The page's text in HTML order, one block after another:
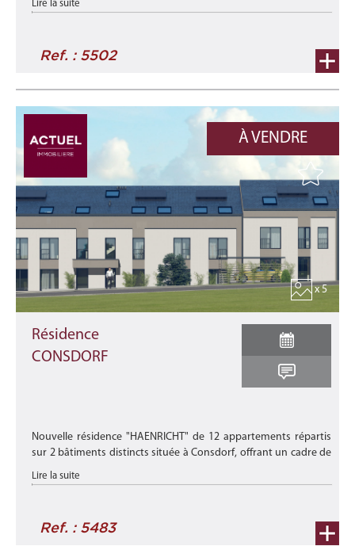
Lire la suite
Ref. : 5502
À VENDRE
x 5
Résidence
CONSDORF
Nouvelle résidence "HAENRICHT" de 12 appartements répartis
sur 2 bâtiments distincts située à Consdorf, offrant un cadre de
vie idéal à ses futurs habitants à la recherche à la fois de tranqu
...
Lire la suite
Ref. : 5483